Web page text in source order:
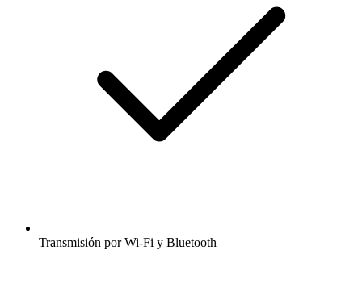
Transmisión por Wi-Fi y Bluetooth